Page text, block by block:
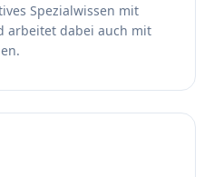
Spezialwissen mit
arbeitet dabei auch mit